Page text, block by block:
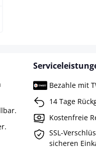
Bezahle mit
14 Tage
Kostenfreie
SSL-
sicheren